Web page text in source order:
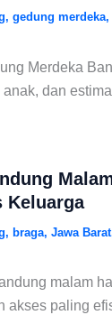
, gedung merdeka,
Merdeka
dan
Keluarga
, braga, Jawa Barat
malam
akses paling